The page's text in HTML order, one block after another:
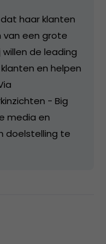
haar klanten
van een grote
de leading
en helpen
- Big
media en
doelstelling te